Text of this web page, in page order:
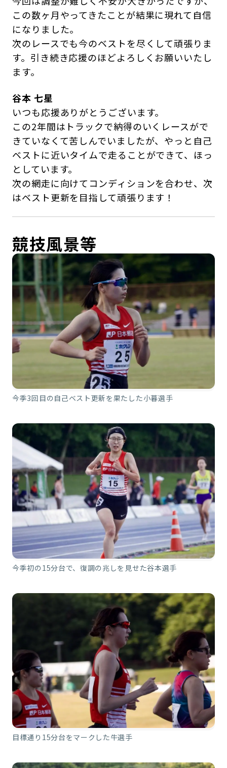
この数ヶ月やってきたことが結果に現れて自信
になりました。
次のレースでも今のベストを尽くして頑張りま
す。引き続き応援のほどよろしくお願いいたし
ます。
谷本 七星
いつも応援ありがとうございます。
この2年間はトラックで納得のいくレースがで
きていなくて苦しんでいましたが、やっと自己
ベストに近いタイムで走ることができて、ほっ
としています。
次の網走に向けてコンディションを合わせ、次
はベスト更新を目指して頑張ります！
競技風景等
今季3回目の自己ベスト更新を果たした小暮選手
今季初の15分台で、復調の兆しを見せた谷本選手
目標通り15分台をマークした牛選手